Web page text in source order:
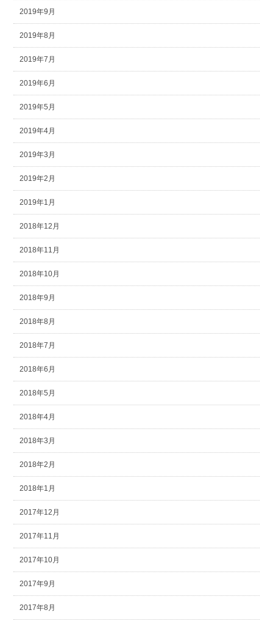
2019年9月
2019年8月
2019年7月
2019年6月
2019年5月
2019年4月
2019年3月
2019年2月
2019年1月
2018年12月
2018年11月
2018年10月
2018年9月
2018年8月
2018年7月
2018年6月
2018年5月
2018年4月
2018年3月
2018年2月
2018年1月
2017年12月
2017年11月
2017年10月
2017年9月
2017年8月